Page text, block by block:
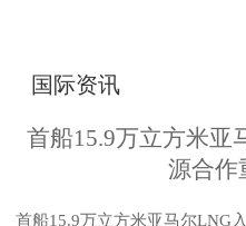
首船15.9万立方米亚